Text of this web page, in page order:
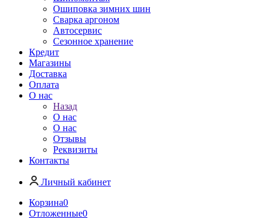
Ошиповка зимних шин
Сварка аргоном
Автосервис
Сезонное хранение
Кредит
Магазины
Доставка
Оплата
О нас
Назад
О нас
О нас
Отзывы
Реквизиты
Контакты
Личный кабинет
Корзина0
Отложенные0